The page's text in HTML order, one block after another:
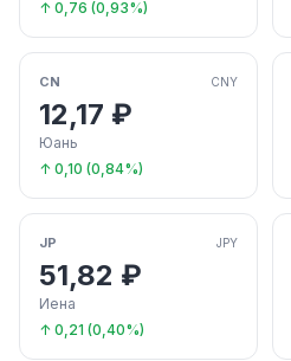
↑ 0,76 (0,93%)
CN CNY
12,17 ₽
Юань
↑ 0,10 (0,84%)
JP JPY
51,82 ₽
Иена
↑ 0,21 (0,40%)